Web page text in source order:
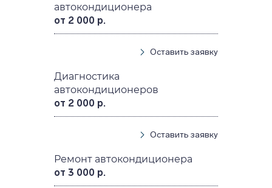
автокондиционера
от 2 000 р.
Оставить заявку
Диагностика
автокондиционеров
от 2 000 р.
Оставить заявку
Ремонт автокондиционера
от 3 000 р.